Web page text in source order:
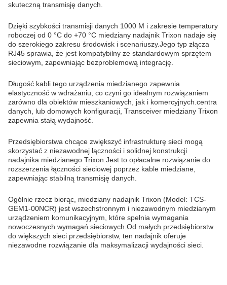
skuteczną transmisję danych.
Dzięki szybkości transmisji danych 1000 M i zakresie temperatury
roboczej od 0 °C do +70 °C miedziany nadajnik Trixon nadaje się
do szerokiego zakresu środowisk i scenariuszy.Jego typ złącza
RJ45 sprawia, że jest kompatybilny ze standardowym sprzętem
sieciowym, zapewniając bezproblemową integrację.
Długość kabli tego urządzenia miedzianego zapewnia
elastyczność w wdrażaniu, co czyni go idealnym rozwiązaniem
zarówno dla obiektów mieszkaniowych, jak i komercyjnych.centra
danych, lub domowych konfiguracji, Transceiver miedziany Trixon
zapewnia stałą wydajność.
Przedsiębiorstwa chcące zwiększyć infrastrukturę sieci mogą
skorzystać z niezawodnej łączności i solidnej konstrukcji
nadajnika miedzianego Trixon.Jest to opłacalne rozwiązanie do
rozszerzenia łączności sieciowej poprzez kable miedziane,
zapewniając stabilną transmisję danych.
Ogólnie rzecz biorąc, miedziany nadajnik Trixon (Model: TCS-
GEM1-00NCR) jest wszechstronnym i niezawodnym miedzianym
urządzeniem komunikacyjnym, które spełnia wymagania
nowoczesnych wymagań sieciowych.Od małych przedsiębiorstw
do większych sieci przedsiębiorstw, ten nadajnik oferuje
niezawodne rozwiązanie dla maksymalizacji wydajności sieci.